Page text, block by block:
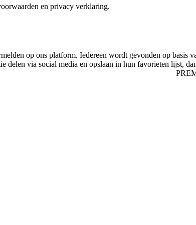
en privacy verklaring.
op ons platform. Iedereen wordt gevonden op
delen via social media en opslaan in hun favorieten lijst,